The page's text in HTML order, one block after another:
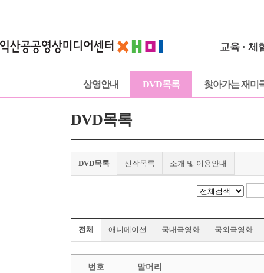
교육 · 체
상영안내 DVD목록 찾아가는 재미
DVD목록
DVD목록 신작목록 소개 및 이용안내
전체 애니메이션 국내극영화 국외극영화
번호 말머리